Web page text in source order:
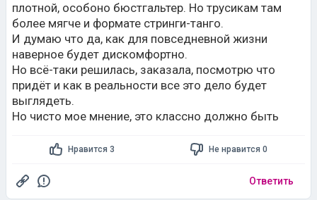
плотной, особоно бюстгальтер. Но трусикам там
более мягче и формате стринги-танго.
И думаю что да, как для повседневной жизни
наверное будет дискомфортно.
Но всё-таки решилась, заказала, посмотрю что
придёт и как в реальности все это дело будет
выглядеть.
Но чисто мое мнение, это классно должно быть
Нравится 3 Не нравится 0
Ответить